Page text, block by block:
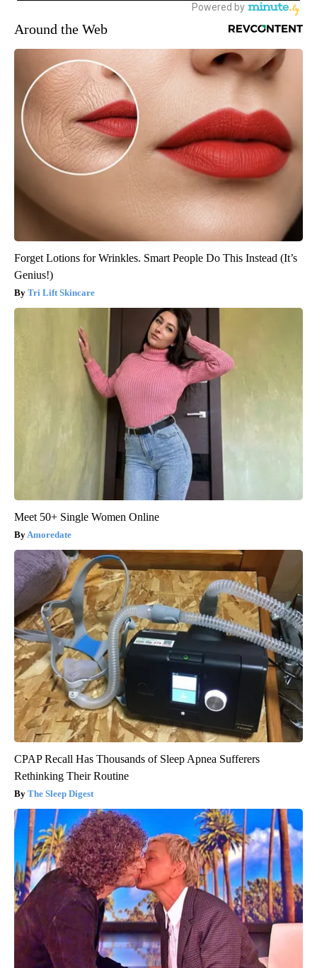
Around the Web
Forget Lotions for Wrinkles. Smart People Do This Instead (It’s
Genius!)
Tri Lift Skincare
Meet 50+ Single Women Online
Amoredate
CPAP Recall Has Thousands of Sleep Apnea Sufferers
Rethinking Their Routine
The Sleep Digest